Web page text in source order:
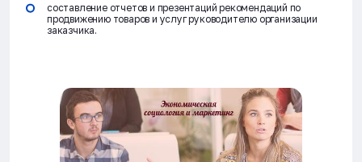
составление отчетов и презентаций рекомендаций по
продвижению товаров и услуг руководителю организации
заказчика.